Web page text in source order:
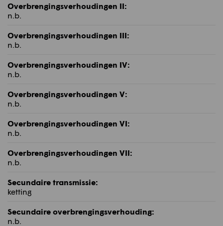
Overbrengingsverhoudingen II:
n.b.
Overbrengingsverhoudingen III:
n.b.
Overbrengingsverhoudingen IV:
n.b.
Overbrengingsverhoudingen V:
n.b.
Overbrengingsverhoudingen VI:
n.b.
Overbrengingsverhoudingen VII:
n.b.
Secundaire transmissie:
ketting
Secundaire overbrengingsverhouding:
n.b.